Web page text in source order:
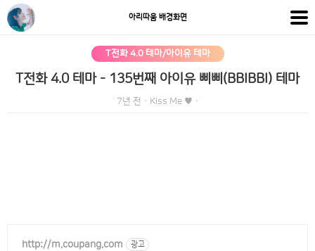
아리따움 배경화면
T전화 4.0 테마/아이유 테마
T전화 4.0 테마 - 135번째 아이유 삐삐(BBIBBI) 테마
7년 전 · Kiss Me ♥ ·
http://m.coupang.com 광고